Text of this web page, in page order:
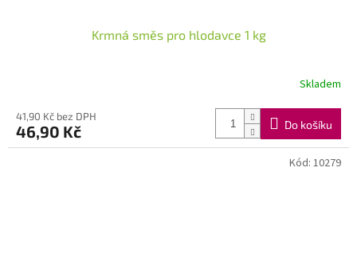
Krmná směs pro hlodavce 1 kg
Skladem
41,90 Kč bez DPH
46,90 Kč Do košíku
Kód: 10279